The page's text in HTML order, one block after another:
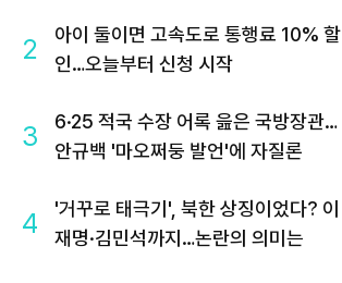
2
아이 둘이면 고속도로 통행료 10% 할
인…오늘부터 신청 시작
3
6·25 적국 수장 어록 읊은 국방장관…
안규백 '마오쩌둥 발언'에 자질론
4
'거꾸로 태극기', 북한 상징이었다? 이
재명·김민석까지…논란의 의미는